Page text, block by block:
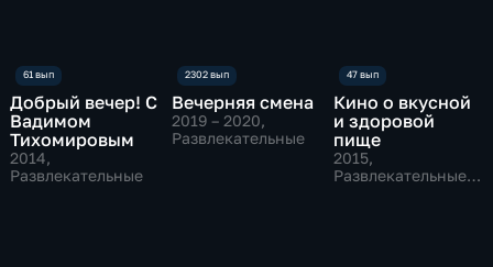
Добрый вечер! С
Вадимом
Тихомировым
2014,
Развлекательные
Вечерняя смена
2019 – 2020,
Развлекательные
Кино о вкусной
и здоровой
пище
2015,
Развлекательные,